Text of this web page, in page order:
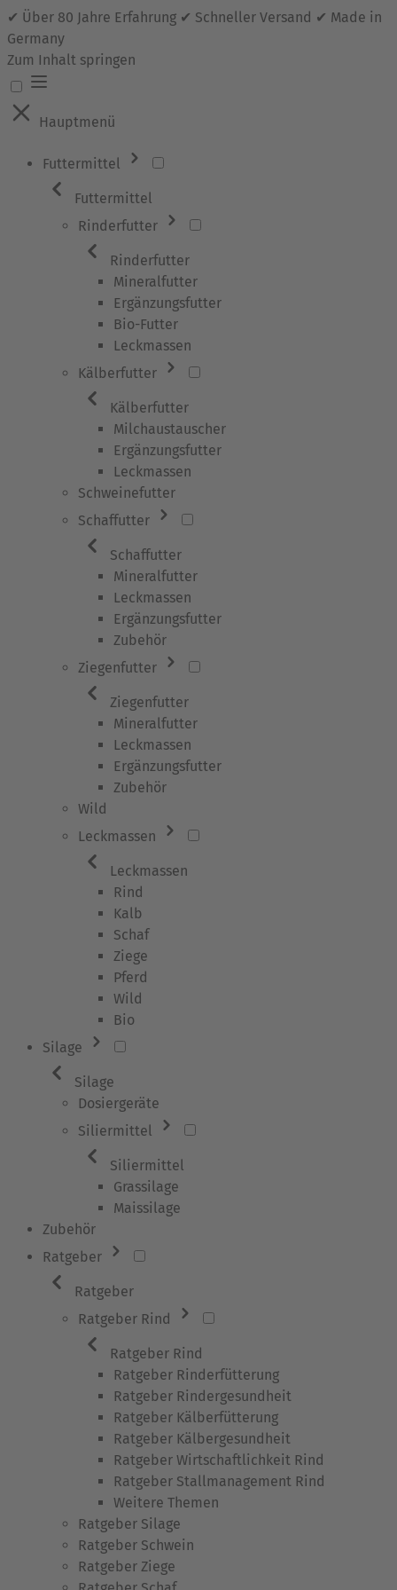
✔ Über 80 Jahre Erfahrung ✔ Schneller Versand ✔ Made in
Germany
Zum Inhalt springen
Hauptmenü
Futtermittel
Futtermittel
Rinderfutter
Rinderfutter
Mineralfutter
Ergänzungsfutter
Bio-Futter
Leckmassen
Kälberfutter
Kälberfutter
Milchaustauscher
Ergänzungsfutter
Leckmassen
Schweinefutter
Schaffutter
Schaffutter
Mineralfutter
Leckmassen
Ergänzungsfutter
Zubehör
Ziegenfutter
Ziegenfutter
Mineralfutter
Leckmassen
Ergänzungsfutter
Zubehör
Wild
Leckmassen
Leckmassen
Rind
Kalb
Schaf
Ziege
Pferd
Wild
Bio
Silage
Silage
Dosiergeräte
Siliermittel
Siliermittel
Grassilage
Maissilage
Zubehör
Ratgeber
Ratgeber
Ratgeber Rind
Ratgeber Rind
Ratgeber Rinderfütterung
Ratgeber Rindergesundheit
Ratgeber Kälberfütterung
Ratgeber Kälbergesundheit
Ratgeber Wirtschaftlichkeit Rind
Ratgeber Stallmanagement Rind
Weitere Themen
Ratgeber Silage
Ratgeber Schwein
Ratgeber Ziege